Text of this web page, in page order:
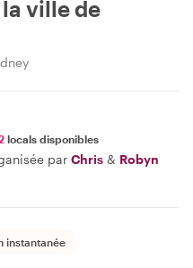
ville de
locals disponibles
par Chris & Robyn
instantanée